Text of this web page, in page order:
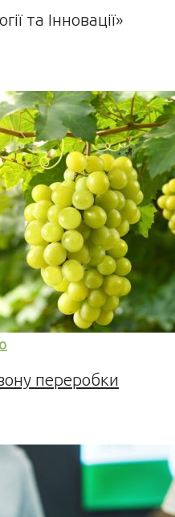
та Інновації»
переробки